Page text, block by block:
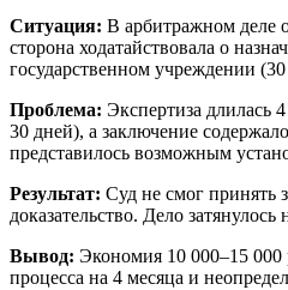
Ситуация: В арбитражном деле
сторона ходатайствовала о
государственном учреждении
Проблема: Экспертиза длилась
30 дней), а заключение
представилось возможным
Результат: Суд не смог принять
доказательство. Дело затянулось
Вывод: Экономия 10 000–15 000
процесса на 4 месяца и